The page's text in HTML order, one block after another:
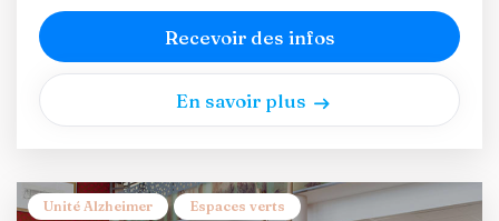
Recevoir des infos
En savoir plus
Unité Alzheimer Espaces verts